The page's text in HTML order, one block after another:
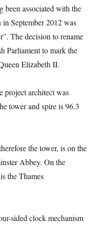
been associated with the
September 2012 was
The decision to rename
Parliament to mark the
Elizabeth II.
project architect was
tower and spire is 96.3
the tower, is on the
Abbey. On the
the Thames
sided clock mechanism